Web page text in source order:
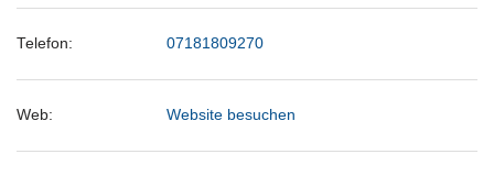
Telefon: 07181809270
Web: Website besuchen